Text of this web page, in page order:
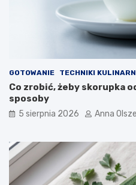
GOTOWANIE TECHNIKI
Co zrobić, żeby skorupka
sposoby
5 sierpnia 2026 Anna